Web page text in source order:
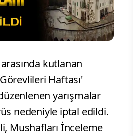
kutlanan
Haftası'
yarışmalar
nedeniyle iptal edildi.
Mushafları İnceleme